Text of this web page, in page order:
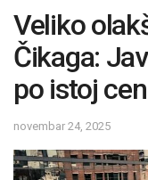
Veliko
Čikaga:
po istoj
novembar 24, 2025